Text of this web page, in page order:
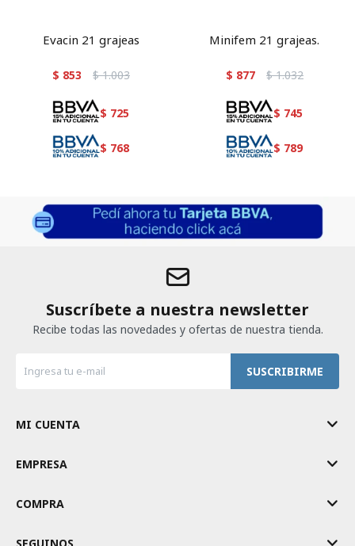
Evacin 21 grajeas
$ 853 $ 1.003
$ 725
$ 768
Minifem 21 grajeas.
$ 877 $ 1.032
$ 745
$ 789
Suscríbete a nuestra newsletter
Recibe todas las novedades y ofertas de nuestra tienda.
SUSCRIBIRME
MI CUENTA
EMPRESA
COMPRA